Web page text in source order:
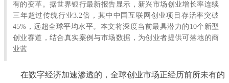
有的变革。据世界银行最新报告显示，新兴市场创业增长率连续
三年超过传统行业3.2倍，其中中国互联网创业项目存活率突破
45%，远超全球平均水平。本文将深度当前最具潜力的10个新型
创业赛道，结合真实案例与市场数据，为创业者提供可落地的商
业蓝
在数字经济加速渗透的，全球创业市场正经历前所未有的